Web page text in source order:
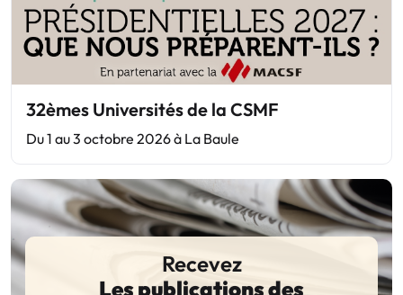
32èmes Universités de la CSMF
Du 1 au 3 octobre 2026 à La Baule
Recevez
Les publications des